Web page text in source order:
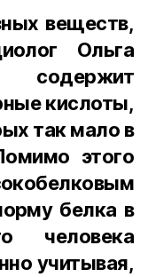
веществ,
Ольга
кислоты,
так мало в
этого
белка в
человека
учитывая,